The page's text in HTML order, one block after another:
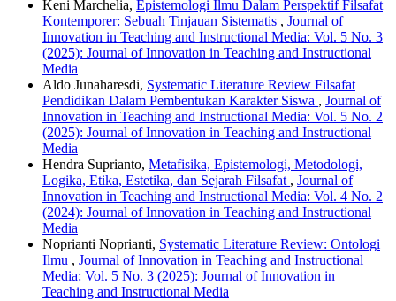
Keni Marchelia, Epistemologi Ilmu Dalam Perspektif Filsafat
Kontemporer: Sebuah Tinjauan Sistematis , Journal of
Innovation in Teaching and Instructional Media: Vol. 5 No. 3
(2025): Journal of Innovation in Teaching and Instructional
Media
Aldo Junaharesdi, Systematic Literature Review Filsafat
Pendidikan Dalam Pembentukan Karakter Siswa , Journal of
Innovation in Teaching and Instructional Media: Vol. 5 No. 2
(2025): Journal of Innovation in Teaching and Instructional
Media
Hendra Suprianto, Metafisika, Epistemologi, Metodologi,
Logika, Etika, Estetika, dan Sejarah Filsafat , Journal of
Innovation in Teaching and Instructional Media: Vol. 4 No. 2
(2024): Journal of Innovation in Teaching and Instructional
Media
Noprianti Noprianti, Systematic Literature Review: Ontologi
Ilmu , Journal of Innovation in Teaching and Instructional
Media: Vol. 5 No. 3 (2025): Journal of Innovation in
Teaching and Instructional Media